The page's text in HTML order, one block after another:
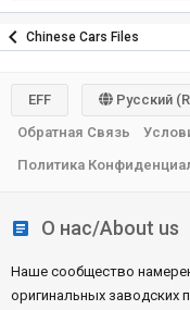
Chinese Cars Files
О нас/About us
Наше сообщество
оригинальных заводских
EFF
Русский
Обратная Связь
Политика